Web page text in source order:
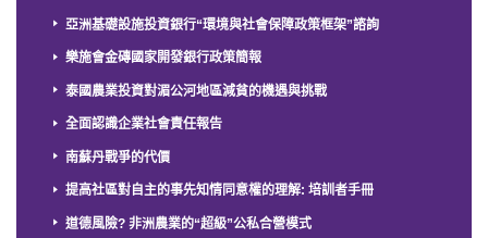
亞洲基礎設施投資銀行“環境與社會保障政策框架”諮詢
樂施會金磚國家開發銀行政策簡報
泰國農業投資對湄公河地區減貧的機遇與挑戰
全面認識企業社會責任報告
南蘇丹戰爭的代價
提高社區對自主的事先知情同意權的理解: 培訓者手冊
道德風險? 非洲農業的“超級”公私合營模式